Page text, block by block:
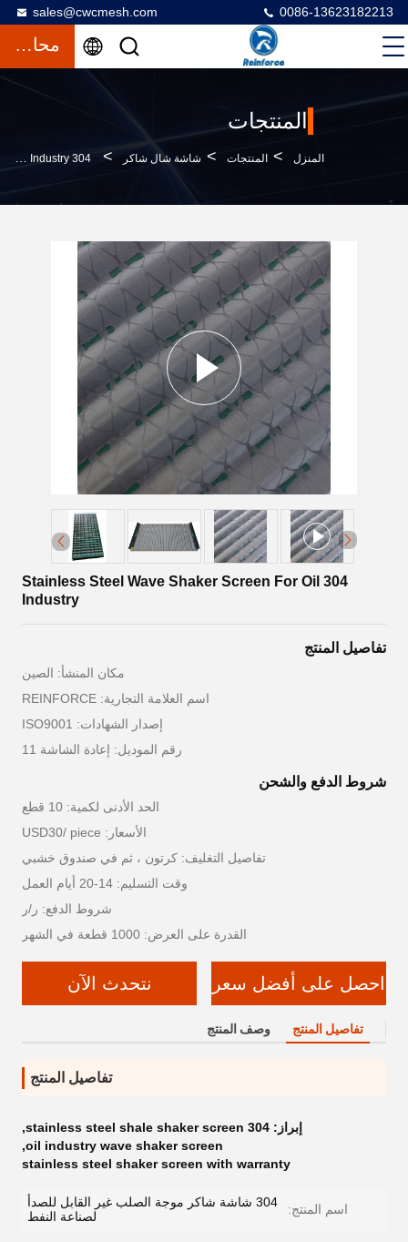
sales@cwcmesh.com 0086-13623182213
محادثة
المنتجات
المنزل > المنتجات > شاشة شال شاكر >
304 Stainless Steel Wave Shaker Screen For Oil Industry
304 Stainless Steel Wave Shaker Screen For Oil
Industry
تفاصيل المنتج
مكان المنشأ: الصين
اسم العلامة التجارية: REINFORCE
إصدار الشهادات: ISO9001
رقم الموديل: إعادة الشاشة 11
شروط الدفع والشحن
الحد الأدنى لكمية: 10 قطع
الأسعار: USD30/ piece
تفاصيل التغليف: كرتون ، ثم في صندوق خشبي
وقت التسليم: 14-20 أيام العمل
شروط الدفع: ر/ر
القدرة على العرض: 1000 قطعة في الشهر
احصل على أفضل سعر نتحدث الآن
تفاصيل المنتج وصف المنتج
تفاصيل المنتج
إبراز: 304 stainless steel shale shaker screen
,
oil industry wave shaker screen
,
stainless steel shaker screen with warranty
اسم المنتج:
304 شاشة شاكر موجة الصلب غير القابل للصدأ
لصناعة النفط